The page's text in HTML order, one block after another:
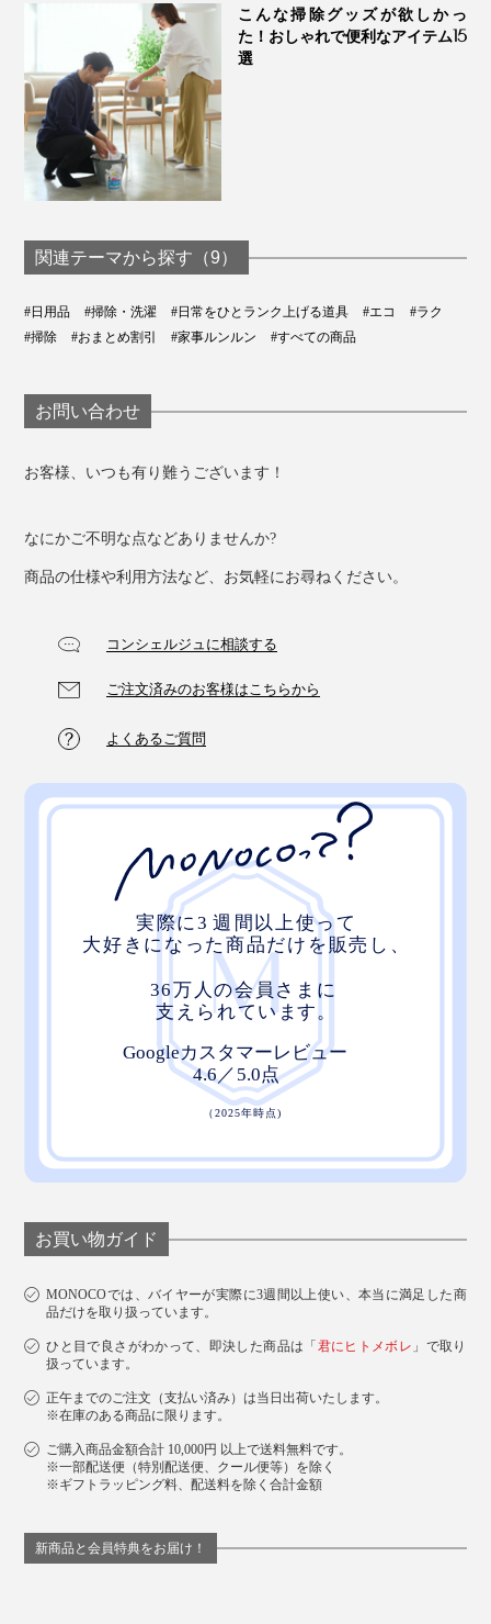
ゃん！掃除が終わる頃には、すっかり考えが変わってい
ました(笑)
前回のぞうきん掛けから、ひと月半経って、いよいよ年
末。大掃除も、楽しいぞうきん掛けで、締めくくりたい
です。
「♪ふきふきフッキー、きれいキレイ～」
こんな掃除グッズが欲しかっ
た！おしゃれで便利なアイテム15
選
関連テーマから探す（9）
#日用品 #掃除・洗濯 #日常をひとランク上げる道具 #エコ
#ラク
#掃除
#おまとめ割引 #家事ルンルン #すべての商品
お問い合わせ
お客様、いつも有り難うございます！
なにかご不明な点などありませんか?
商品の仕様や利用方法など、お気軽にお尋ねください。
コンシェルジュに相談する
ご注文済みのお客様はこちらから
よくあるご質問
お買い物ガイド
MONOCOでは、バイヤーが実際に3週間以上使い、本当に満足した商
品だけを取り扱っています。
ひと目で良さがわかって、即決した商品は「 君にヒトメボレ 」で取り
扱っています。
正午までのご注文（支払い済み）は当日出荷いたします。
※在庫のある商品に限ります。
ご購入商品金額合計 10,000円 以上で送料無料です。
※一部配送便（特別配送便、クール便等）を除く
※ギフトラッピング料、配送料を除く合計金額
新商品と会員特典をお届け！